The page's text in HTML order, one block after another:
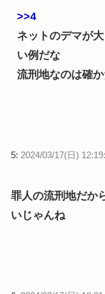
>>4
ネットのデマが
い例だな
流刑地なのは確
5: 2024/03/17(日)
罪人の流刑地だか
いじゃんね